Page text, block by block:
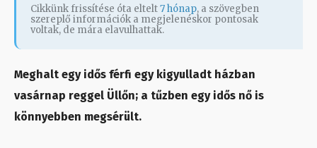
Cikkünk frissítése óta eltelt7 hónap, a szövegben
szereplő információk a megjelenéskor pontosak
voltak, de mára elavulhattak.
Meghalt egy idős férfi egy kigyulladt házban
vasárnap reggel Üllőn; a tűzben egy idős nő is
könnyebben megsérült.